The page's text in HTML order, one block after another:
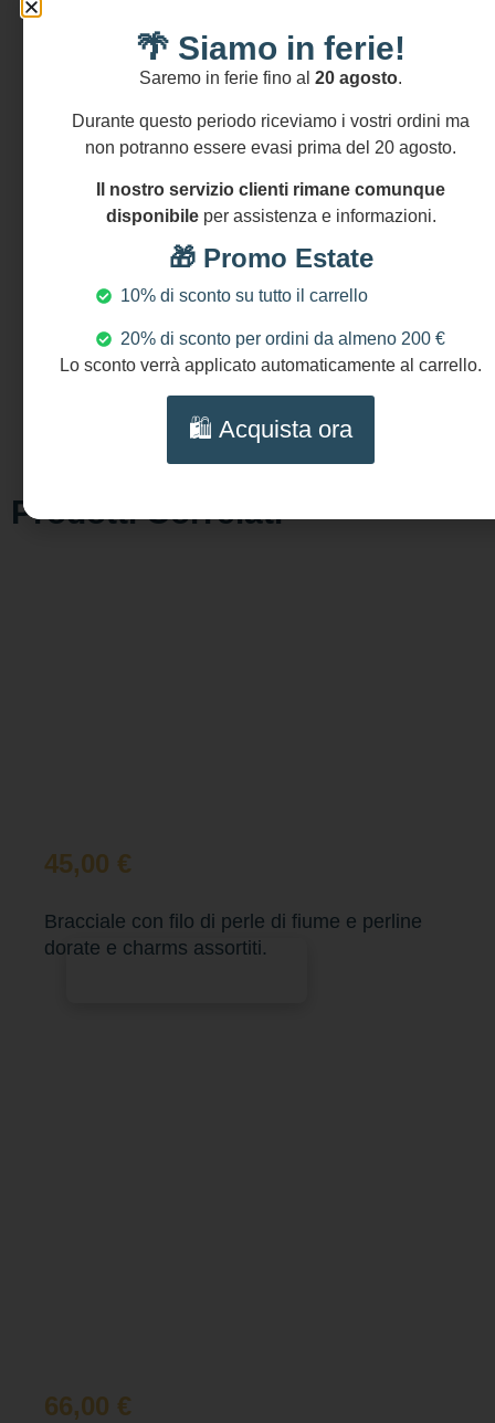
Caltagirone
DIMENSIONI
lunghezza
è
regolabile
grazie al
elastico
NICHEL
LEAD
FREE
Prodotti Correlati
45,00 €
Bracciale con filo di perle di fiume e perline
dorate e charms assortiti.
66,00 €
🌴 Siamo in ferie!
Saremo in ferie fino al 20 agosto.
Durante questo periodo riceviamo i vostri ordini ma
non potranno essere evasi prima del 20 agosto.
Il nostro servizio clienti rimane comunque
disponibileper assistenza e informazioni.
🎁 Promo Estate
10% di sconto su tutto il carrello
20% di sconto per ordini da almeno 200 €
Lo sconto verrà applicato automaticamente al carrello.
🛍️ Acquista ora